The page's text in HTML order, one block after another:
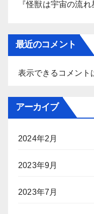
『怪獣は宇宙の流れ
最近のコメント
表示できるコメント
アーカイブ
2024年2月
2023年9月
2023年7月